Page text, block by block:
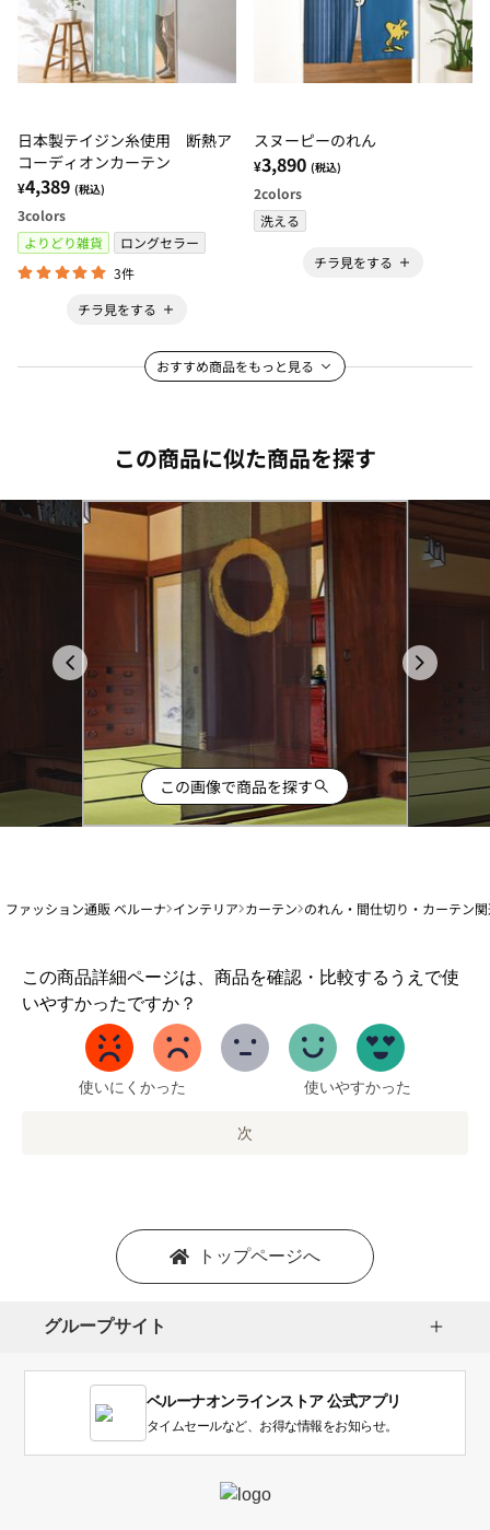
日本製テイジン糸使用 断熱ア
コーディオンカーテン
¥4,389 (税込)
3colors
よりどり雑貨
ロングセラー
3件
チラ見をする
スヌーピーのれん
¥3,890 (税込)
2colors
洗える
チラ見をする
おすすめ商品をもっと見る
この商品に似た商品を探す
この画像で商品を探す
ファッション通販 ベルーナ インテリア カーテン のれん・間仕切り・カーテン
この商品詳細ページは、商品を確認・比較するうえで使
いやすかったですか？
1
か
い
使いにくかった 使いやすかった
次
トップページへ
グループサイト
ベルーナオンラインストア 公式アプリ
タイムセールなど、お得な情報をお知らせ。